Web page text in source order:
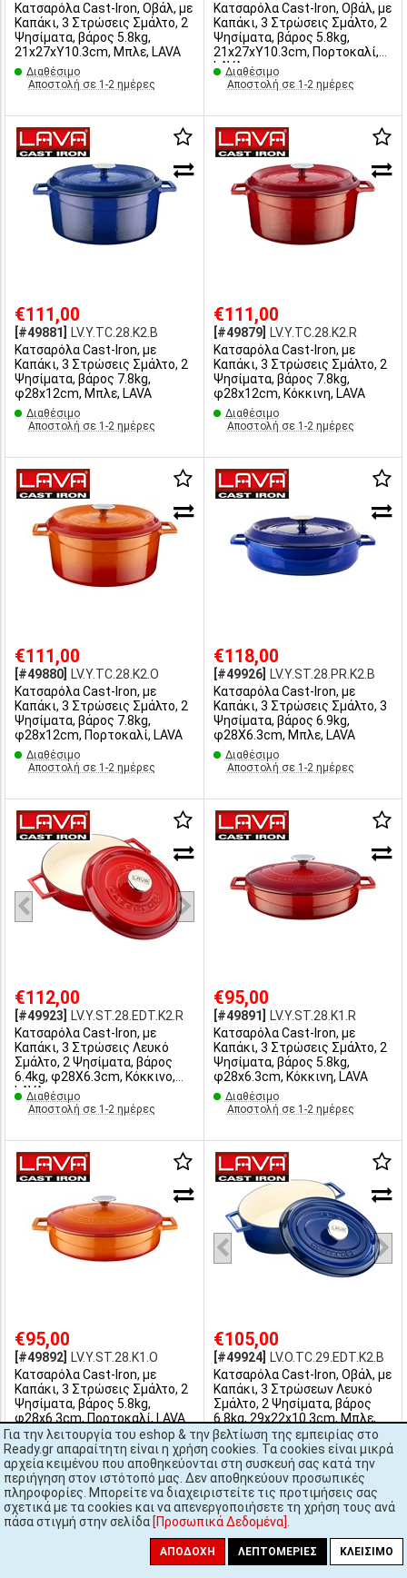
Για την λειτουργία του eshop & την βελτίωση της εμπειρίας στο
Ready.gr απαραίτητη είναι η χρήση cookies. Τα cookies είναι μικρά
αρχεία κειμένου που αποθηκεύονται στη συσκευή σας κατά την
περιήγηση στον ιστότοπό μας. Δεν αποθηκεύουν προσωπικές
πληροφορίες. Μπορείτε να διαχειριστείτε τις προτιμήσεις σας
σχετικά με τα cookies και να απενεργοποιήσετε τη χρήση τους ανά
πάσα στιγμή στην σελίδα [Προσωπικά Δεδομένα]
ΑΠΟΔΟΧΉ ΛΕΠΤΟΜΈΡΙΕΣ ΚΛΕΊΣΙΜΟ
Κατσαρόλα Cast-Iron, Οβάλ, με
Καπάκι, 3 Στρώσεις Σμάλτο, 2
Ψησίματα, βάρος 5.8kg,
21x27xY10.3cm, Μπλε, LAVA
Διαθέσιμο
Αποστολή σε 1-2 ημέρες
Κατσαρόλα Cast-Iron, Οβάλ, με
Καπάκι, 3 Στρώσεις Σμάλτο, 2
Ψησίματα, βάρος 5.8kg,
21x27xY10.3cm, Πορτοκαλί,
LAVA
Διαθέσιμο
Αποστολή σε 1-2 ημέρες
€111,00
[#49881]
LV.Y.TC.28.K2.B
Κατσαρόλα Cast-Iron, με
Καπάκι, 3 Στρώσεις Σμάλτο, 2
Ψησίματα, βάρος 7.8kg,
φ28x12cm, Μπλε, LAVA
Διαθέσιμο
Αποστολή σε 1-2 ημέρες
€111,00
[#49879]
LV.Y.TC.28.K2.R
Κατσαρόλα Cast-Iron, με
Καπάκι, 3 Στρώσεις Σμάλτο, 2
Ψησίματα, βάρος 7.8kg,
φ28x12cm, Κόκκινη, LAVA
Διαθέσιμο
Αποστολή σε 1-2 ημέρες
€111,00
[#49880]
LV.Y.TC.28.K2.O
Κατσαρόλα Cast-Iron, με
Καπάκι, 3 Στρώσεις Σμάλτο, 2
Ψησίματα, βάρος 7.8kg,
φ28x12cm, Πορτοκαλί, LAVA
Διαθέσιμο
Αποστολή σε 1-2 ημέρες
€118,00
[#49926]
LV.Y.ST.28.PR.K2.B
Κατσαρόλα Cast-Iron, με
Καπάκι, 3 Στρώσεις Σμάλτο, 3
Ψησίματα, βάρος 6.9kg,
φ28X6.3cm, Μπλε, LAVA
Διαθέσιμο
Αποστολή σε 1-2 ημέρες
€112,00
[#49923]
LV.Y.ST.28.EDT.K2.R
Κατσαρόλα Cast-Iron, με
Καπάκι, 3 Στρώσεις Λευκό
Σμάλτο, 2 Ψησίματα, βάρος
6.4kg, φ28X6.3cm, Kόκκινο,
LAVA
Διαθέσιμο
Αποστολή σε 1-2 ημέρες
€95,00
[#49891]
LV.Y.ST.28.K1.R
Κατσαρόλα Cast-Iron, με
Καπάκι, 3 Στρώσεις Σμάλτο, 2
Ψησίματα, βάρος 5.8kg,
φ28x6.3cm, Κόκκινη, LAVA
Διαθέσιμο
Αποστολή σε 1-2 ημέρες
€95,00
[#49892]
LV.Y.ST.28.K1.O
Κατσαρόλα Cast-Iron, με
Καπάκι, 3 Στρώσεις Σμάλτο, 2
Ψησίματα, βάρος 5.8kg,
φ28x6.3cm, Πορτοκαλί, LAVA
Διαθέσιμο
Αποστολή σε 1-2 ημέρες
€105,00
[#49924]
LV.O.TC.29.EDT.K2.B
Κατσαρόλα Cast-Iron, Οβάλ, με
Καπάκι, 3 Στρώσεων Λευκό
Σμάλτο, 2 Ψησίματα, βάρος
6.8kg, 29x22x10.3cm, Μπλε,
LAVA
Διαθέσιμο
Αποστολή σε 1-2 ημέρες